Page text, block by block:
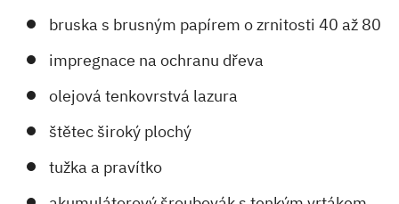
bruska s brusným papírem o zrnitosti 40 až 80
impregnace na ochranu dřeva
olejová tenkovrstvá lazura
štětec široký plochý
tužka a pravítko